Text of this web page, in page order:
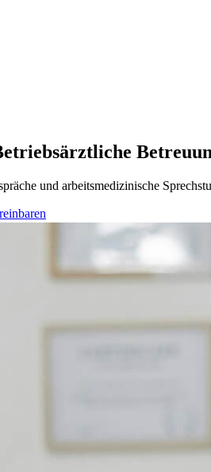
und arbeitsmedizinische